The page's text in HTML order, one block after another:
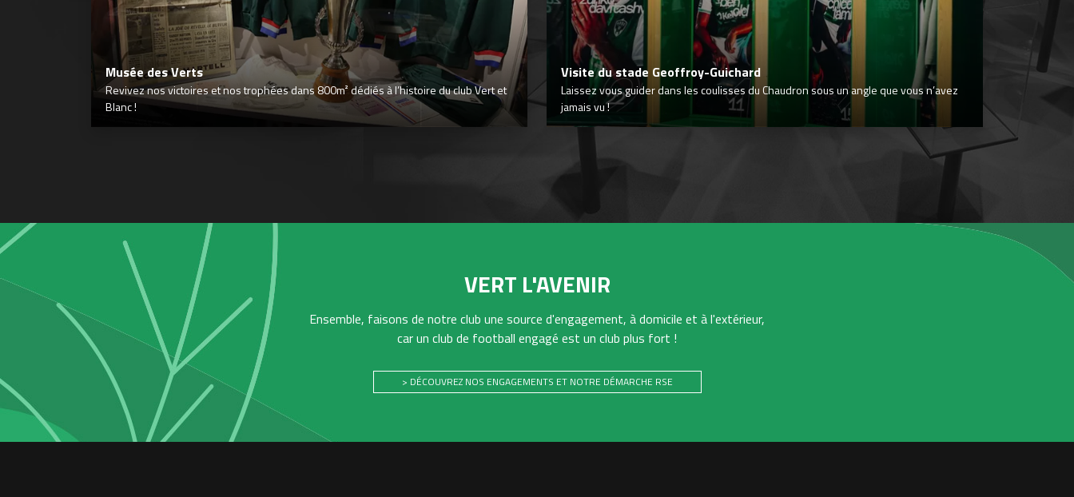
Musée des Verts
Revivez nos victoires et nos trophées dans 800m² dédiés à l’histoire du club Vert et
Blanc !
Visite du stade Geoffroy-Guichard
Laissez vous guider dans les coulisses du Chaudron sous un angle que vous n’avez
jamais vu !
VERT L'AVENIR
Ensemble, faisons de notre club une source d'engagement, à domicile et à l'extérieur,
car un club de football engagé est un club plus fort !
> DÉCOUVREZ NOS ENGAGEMENTS ET NOTRE DÉMARCHE RSE